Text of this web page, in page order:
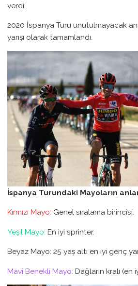
verdi.
2020 İspanya Turu unutulmayacak
yarışı olarak tamamlandı.
İspanya Turundaki Mayoların
Kırmızı Mayo: Genel sıralama birincisi.
Yeşil Mayo: En iyi sprinter.
Beyaz Mayo: 25 yaş altı en iyi genç
Mavi Benekli Mayo: Dağların kralı (en